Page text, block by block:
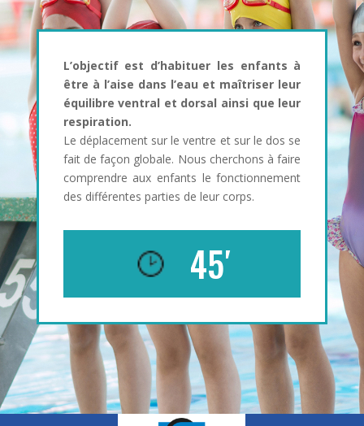
L’objectif est d’habituer les enfants à
être à l’aise dans l’eau et maîtriser leur
équilibre ventral et dorsal ainsi que leur
respiration.
Le déplacement sur le ventre et sur le dos se
fait de façon globale. Nous cherchons à faire
comprendre aux enfants le fonctionnement
des différentes parties de leur corps.
45′